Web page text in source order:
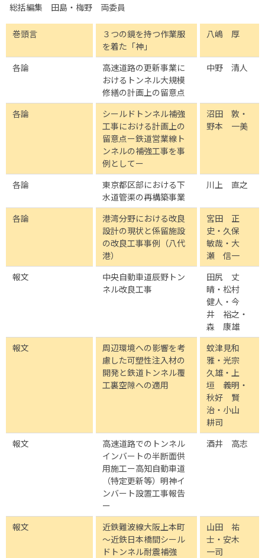
総括編集 田島・梅野 両委員
巻頭言
３つの鏡を持つ作業服
を着た「神」
八嶋 厚
各論
高速道路の更新事業に
おけるトンネル大規模
修繕の計画上の留意点
中野 清人
各論
シールドトンネル補強
工事における計画上の
留意点ー鉄道営業線ト
ンネルの補強工事を事
例としてー
沼田 敦・
野本 一美
各論
東京都区部における下
水道管渠の再構築事業
川上 直之
各論
港湾分野における改良
設計の現状と係留施設
の改良工事事例（八代
港）
宮田 正
史・久保
敏哉・大
瀬 信一
報文
中央自動車道辰野トン
ネル改良工事
田尻 丈
晴・松村
健人・今
井 裕之・
森 康雄
報文
周辺環境への影響を考
慮した可塑性注入材の
開発と鉄道トンネル覆
工裏空隙への適用
蚊津見和
雅・光宗
久雄・上
垣 義明・
秋好 賢
治・小山
耕司
報文
高速道路でのトンネル
インバートの半断面供
用施工ー高知自動車道
（特定更新等）明神イ
ンバート設置工事報告
ー
酒井 高志
報文
近鉄難波線大阪上本町
～近鉄日本橋間シール
ドトンネル耐震補強
山田 祐
士・安木
一司